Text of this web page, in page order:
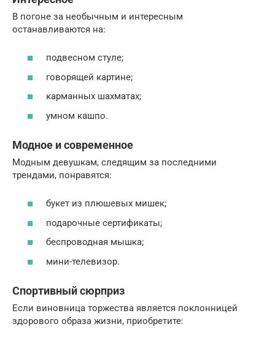
В погоне за необычным и интересным
останавливаются на:
подвесном стуле;
говорящей картине;
карманных шахматах;
умном кашпо.
Модное и современное
Модным девушкам, следящим за последними
трендами, понравятся:
букет из плюшевых мишек;
подарочные сертификаты;
беспроводная мышка;
мини-телевизор.
Спортивный сюрприз
Если виновница торжества является поклонницей
здорового образа жизни, приобретите: